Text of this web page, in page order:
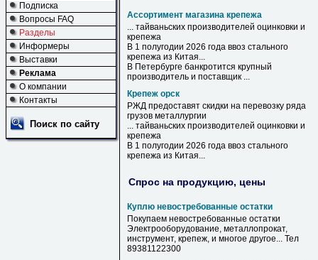
Подписка
Вопросы FAQ
Разделы
Информеры
Выставки
Реклама
О компании
Контакты
Поиск по сайту
Ассортимент магазина крепежа
... тайваньских производителей оцинковки и
крепежа
В 1 полугодии 2026 года ввоз стального
крепежа из Китая...
В Петербурге банкротится крупный
производитель и поставщик ...
Крепеж орск
РЖД предоставят скидки на перевозку ряда
грузов металлургии
... тайваньских производителей оцинковки и
крепежа
В 1 полугодии 2026 года ввоз стального
крепежа из Китая...
Спрос на продукцию, цены
Куплю невостребованные остатки
Покупаем невостребованные остатки
Электрооборудование, металлопрокат,
инструмент, крепеж, и многое другое... Тел
89381122300